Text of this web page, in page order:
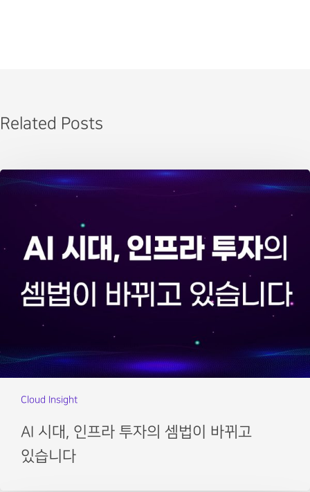
Related Posts
Cloud Insight
AI 시대, 인프라 투자의 셈법이 바뀌고
있습니다